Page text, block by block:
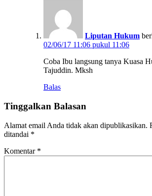
Liputan Hukum
02/06/17 11:06 pukul 11:06
Coba Ibu langsung tanya Kuasa
Tajuddin. Mksh
Balas
Tinggalkan Balasan
Alamat email Anda tidak akan dipublikasikan.
ditandai *
Komentar *